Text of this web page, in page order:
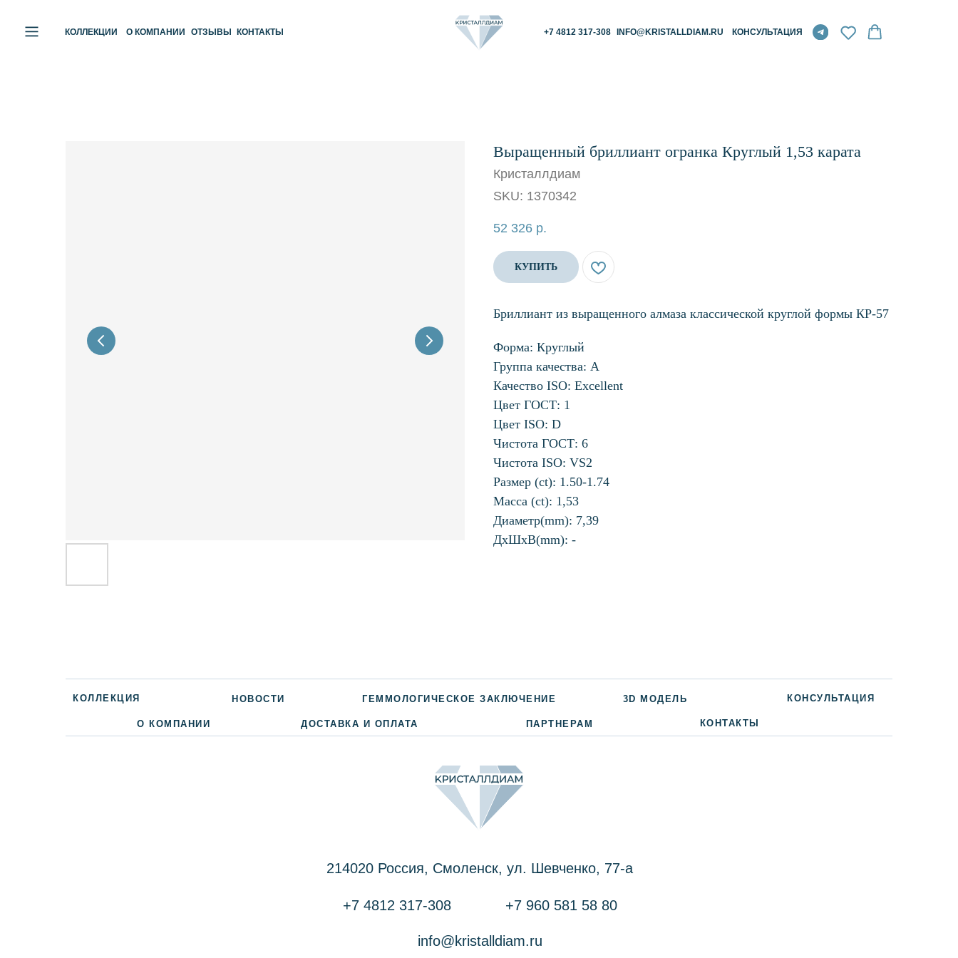
КОЛЛЕКЦИИ О КОМПАНИИ ОТЗЫВЫ КОНТАКТЫ +7 4812 317-308 INFO@KRISTALLDIAM.RU КОНСУЛЬТАЦИЯ
Выращенный бриллиант огранка Круглый 1,53 карата
Кристаллдиам
SKU: 1370342
52 326 р.
КУПИТЬ
Бриллиант из выращенного алмаза классической круглой формы КР-57
Форма: Круглый
Группа качества: А
Качество ISO: Excellent
Цвет ГОСТ: 1
Цвет ISO: D
Чистота ГОСТ: 6
Чистота ISO: VS2
Размер (ct): 1.50-1.74
Масса (ct): 1,53
Диаметр(mm): 7,39
ДхШхВ(mm): -
info@kristalldiam.ru
214020 Россия, Смоленск, ул. Шевченко, 77-a
+7 4812 317-308 +7 960 581 58 80
КОНТАКТЫ
КОЛЛЕКЦИЯ НОВОСТИ
О КОМПАНИИ ДОСТАВКА И ОПЛАТА ПАРТНЕРАМ
3D МОДЕЛЬ КОНСУЛЬТАЦИЯ
ГЕММОЛОГИЧЕСКОЕ ЗАКЛЮЧЕНИЕ